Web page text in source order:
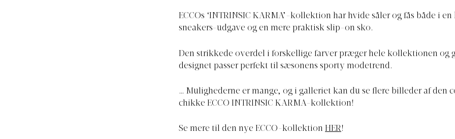
ECCOs ‘INTRINSIC KARMA’-kollektion har hvide såler og fås både i en
sneakers-udgave og en mere praktisk slip-on sko.
Den strikkede overdel i forskellige farver præger hele kollektionen og
designet passer perfekt til sæsonens sporty modetrend.
… Mulighederne er mange, og i galleriet kan du se flere billeder af den
chikke ECCO INTRINSIC KARMA-kollektion!
Se mere til den nye ECCO-kollektion HER!